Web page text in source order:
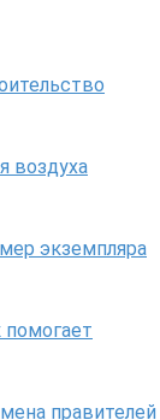
воздуха
экземпляра
правителей